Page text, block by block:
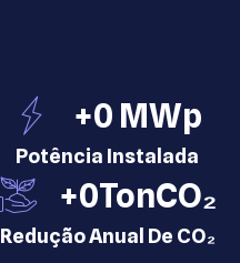
+0 MWp
Potência Instalada
+0TonCO₂
Redução Anual De CO₂